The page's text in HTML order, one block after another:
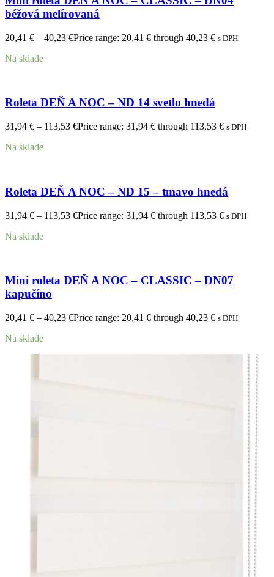
béžová melírovaná
20,41 € – 40,23 €Price range: 20,41 € through 40,23 € s DPH
Na sklade
Roleta DEŇ A NOC – ND 14 svetlo hnedá
31,94 € – 113,53 €Price range: 31,94 € through 113,53 € s DPH
Na sklade
Roleta DEŇ A NOC – ND 15 – tmavo hnedá
31,94 € – 113,53 €Price range: 31,94 € through 113,53 € s DPH
Na sklade
Mini roleta DEŇ A NOC – CLASSIC – DN07
kapučíno
20,41 € – 40,23 €Price range: 20,41 € through 40,23 € s DPH
Na sklade